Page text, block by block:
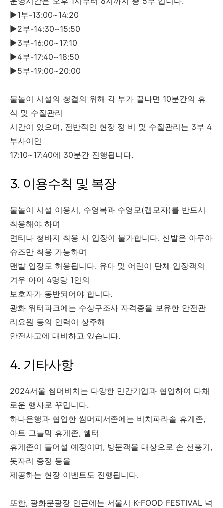
▶1부-13:00~14:20
▶2부-14:30~15:50
▶3부-16:00~17:10
▶4부-17:40~18:50
▶5부-19:00~20:00
물놀이 시설의 청결의 위해 각 부가 끝나면 10분간의 휴
식 및 수질관리
시간이 있으며, 전반적인 현장 정 비 및 수질관리는 3부 4
부사이인
17:10~17:40에 30분간 진행됩니다.
3. 이용수칙 및 복장
물놀이 시설 이용시, 수영복과 수영모(캡모자)를 반드시
착용해야 하며
면티나 청바지 착용 시 입장이 불가합니다. 신발은 아쿠아
슈즈만 착용 가능하며
맨발 입장도 허용됩니다. 유아 및 어린이 단체 입장객의
겨우 아이 4명당 1인의
보호자가 동반되어야 합니다.
광화 워터파크에는 수상구조사 자격증을 보유한 안전관
리요원 등의 인력이 상주해
안전사고에 대비하고 있습니다.
4. 기타사항
2024서울 썸머비치는 다양한 민간기업과 협업하여 다채
로운 행사로 꾸밉니다.
하나은행과 협업한 썸머피서존에는 비치파라솔 휴게존,
아트 그늘막 휴게존, 쉘터
휴게존이 들어설 예정이며, 방문객을 대상으로 손 선풍기,
돗자리 증정 등을
제공하는 현장 이벤트도 진행됩니다.
또한, 광화문광장 인근에는 서울시 K-FOOD FESTIVAL 넉